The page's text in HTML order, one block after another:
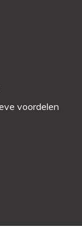
voordelen